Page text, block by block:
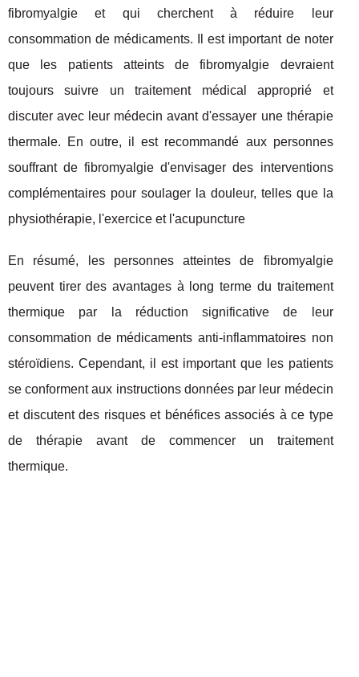
fibromyalgie et qui cherchent à réduire leur
consommation de médicaments. Il est important de noter
que les patients atteints de fibromyalgie devraient
toujours suivre un traitement médical approprié et
discuter avec leur médecin avant d'essayer une thérapie
thermale. En outre, il est recommandé aux personnes
souffrant de fibromyalgie d'envisager des interventions
complémentaires pour soulager la douleur, telles que la
physiothérapie, l'exercice et l'acupuncture
En résumé, les personnes atteintes de fibromyalgie
peuvent tirer des avantages à long terme du traitement
thermique par la réduction significative de leur
consommation de médicaments anti-inflammatoires non
stéroïdiens. Cependant, il est important que les patients
se conforment aux instructions données par leur médecin
et discutent des risques et bénéfices associés à ce type
de thérapie avant de commencer un traitement
thermique.